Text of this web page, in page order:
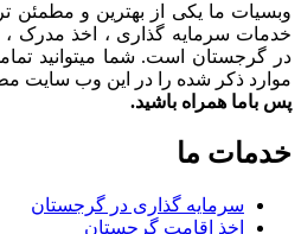
وبسیات ما یکی از بهترین و مطمئن
خدمات سرمایه گذاری ، اخذ مدرک ،
در گرجستان است. شما میتوانید
موارد ذکر شده را در این وب سایت
پس باما همراه باشید.
خدمات ما
سرمایه گذاری در گرجستان
اخذ اقامت گرجستان